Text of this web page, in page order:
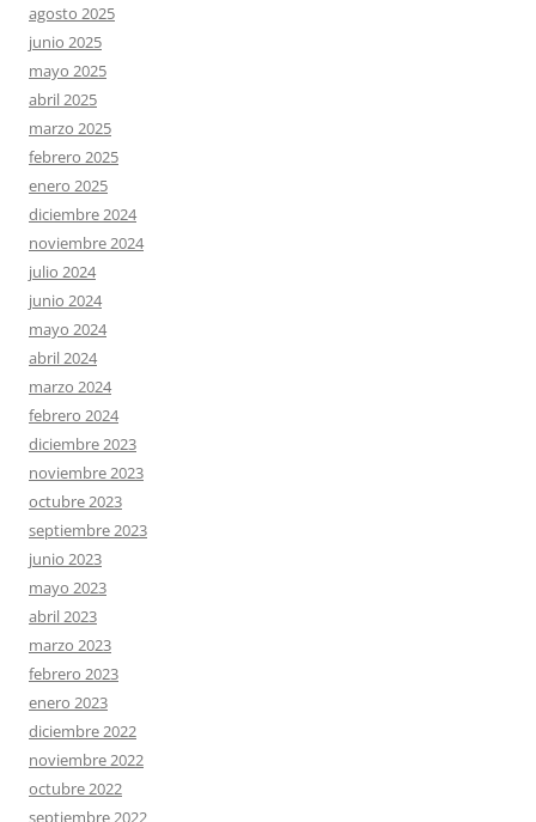
agosto 2025
junio 2025
mayo 2025
abril 2025
marzo 2025
febrero 2025
enero 2025
diciembre 2024
noviembre 2024
julio 2024
junio 2024
mayo 2024
abril 2024
marzo 2024
febrero 2024
diciembre 2023
noviembre 2023
octubre 2023
septiembre 2023
junio 2023
mayo 2023
abril 2023
marzo 2023
febrero 2023
enero 2023
diciembre 2022
noviembre 2022
octubre 2022
septiembre 2022